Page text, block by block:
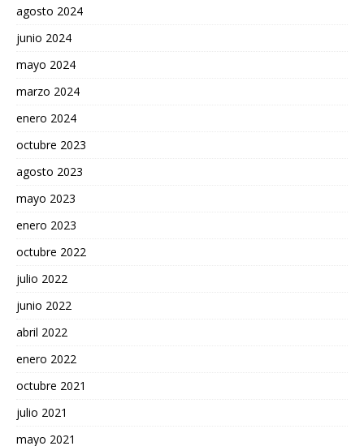
agosto 2024
junio 2024
mayo 2024
marzo 2024
enero 2024
octubre 2023
agosto 2023
mayo 2023
enero 2023
octubre 2022
julio 2022
junio 2022
abril 2022
enero 2022
octubre 2021
julio 2021
mayo 2021